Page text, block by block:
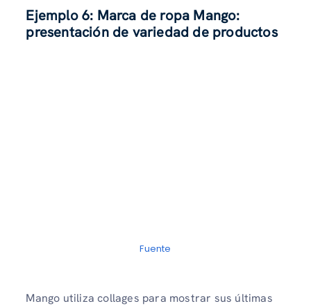
Ejemplo 6: Marca de ropa Mango:
presentación de variedad de productos
Fuente
Mango utiliza collages para mostrar sus últimas